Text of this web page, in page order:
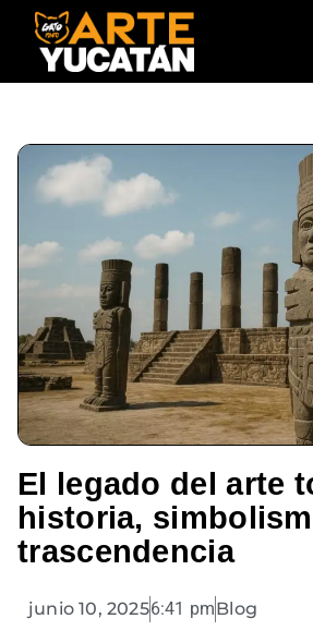
El legado del arte
historia,
trascendencia
junio 10, 20256:41 pmBlog